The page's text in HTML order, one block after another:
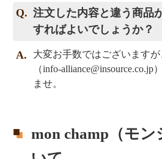
注文した内容と違う商品
すればよいでしょうか？
大変お手数ではございます
（info-alliance@insource.co.jp
ませ。
mon champ（モ